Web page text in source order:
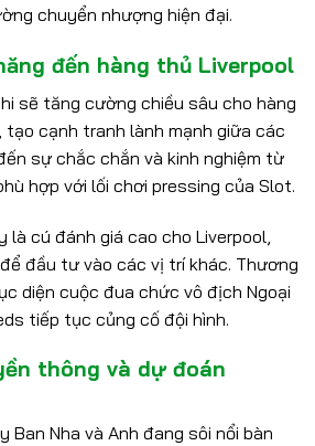
chuyển nhượng hiện đại.
đến hàng thủ Liverpool
sẽ tăng cường chiều sâu cho hàng
tạo cạnh tranh lành mạnh giữa các
sự chắc chắn và kinh nghiệm từ
hợp với lối chơi pressing của Slot.
là cú đánh giá cao cho Liverpool,
đầu tư vào các vị trí khác. Thương
diện cuộc đua chức vô địch Ngoại
tiếp tục củng cố đội hình.
thông và dự đoán
Ban Nha và Anh đang sôi nổi bàn